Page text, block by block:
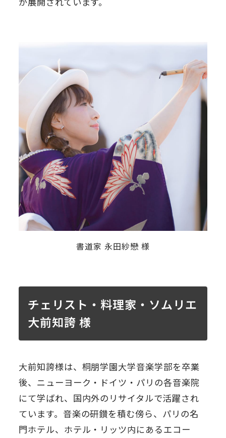
書道家 永田紗戀 様
チェリスト・料理家・ソムリエ
大前知誇 様
大前知誇様は、桐朋学園大学音楽学部を卒業
後、ニューヨーク・ドイツ・パリの各音楽院
にて学ばれ、国内外のリサイタルで活躍され
ています。音楽の研鑚を積む傍ら、パリの名
門ホテル、ホテル・リッツ内にあるエコー